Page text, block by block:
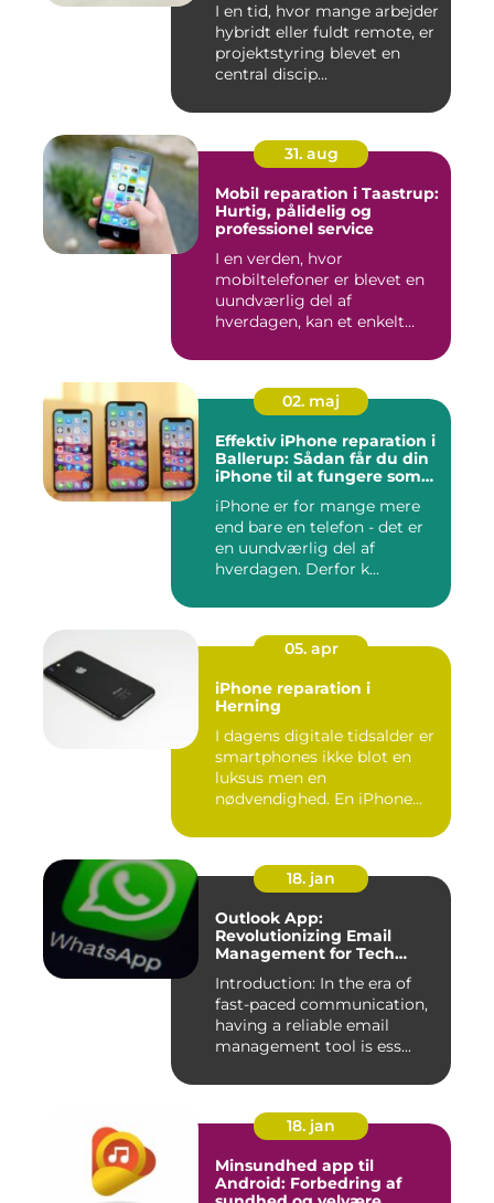
I en tid, hvor mange arbejder
hybridt eller fuldt remote, er
projektstyring blevet en
central discip...
31. aug
Mobil reparation i Taastrup:
Hurtig, pålidelig og
professionel service
I en verden, hvor
mobiltelefoner er blevet en
uundværlig del af
hverdagen, kan et enkelt
02. maj
Effektiv iPhone reparation i
Ballerup: Sådan får du din
iPhone til at fungere som
iPhone er for mange mere
end bare en telefon - det er
en uundværlig del af
hverdagen. Derfor k...
05. apr
iPhone reparation i
Herning
I dagens digitale tidsalder er
smartphones ikke blot en
luksus men en
nødvendighed. En iPhone...
18. jan
Outlook App:
Revolutionizing Email
Management for Tech
Introduction: In the era of
fast-paced communication,
having a reliable email
management tool is ess...
18. jan
Minsundhed app til
Android: Forbedring af